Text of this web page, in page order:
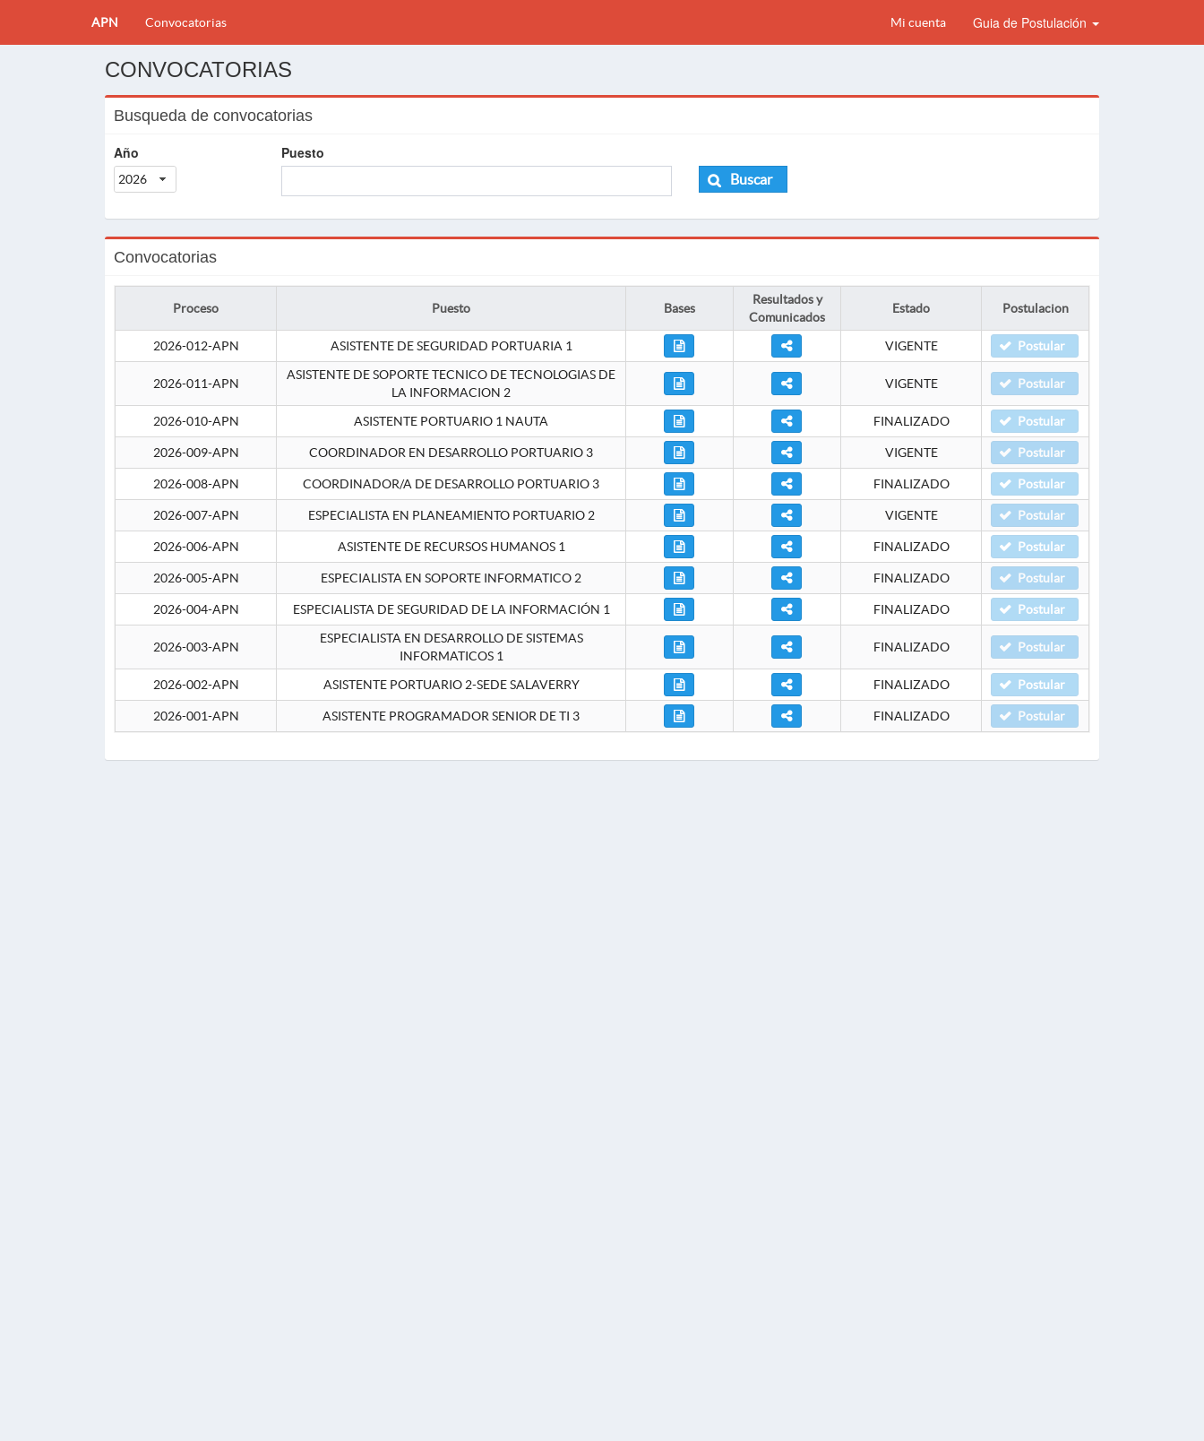
APN Convocatorias Mi cuenta Guia de Postulación
CONVOCATORIAS
Busqueda de convocatorias
Año
2026
Puesto
Buscar
Convocatorias
Proceso Puesto Bases
Resultados y
Comunicados
Estado Postulacion
2026-012-APN ASISTENTE DE SEGURIDAD PORTUARIA 1 VIGENTE Postular
2026-011-APN
ASISTENTE DE SOPORTE TECNICO DE TECNOLOGIAS DE
LA INFORMACION 2
VIGENTE Postular
2026-010-APN ASISTENTE PORTUARIO 1 NAUTA FINALIZADO Postular
2026-009-APN COORDINADOR EN DESARROLLO PORTUARIO 3 VIGENTE Postular
2026-008-APN COORDINADOR/A DE DESARROLLO PORTUARIO 3 FINALIZADO Postular
2026-007-APN ESPECIALISTA EN PLANEAMIENTO PORTUARIO 2 VIGENTE Postular
2026-006-APN ASISTENTE DE RECURSOS HUMANOS 1 FINALIZADO Postular
2026-005-APN ESPECIALISTA EN SOPORTE INFORMATICO 2 FINALIZADO Postular
2026-004-APN ESPECIALISTA DE SEGURIDAD DE LA INFORMACIÓN 1 FINALIZADO Postular
2026-003-APN
ESPECIALISTA EN DESARROLLO DE SISTEMAS
INFORMATICOS 1
FINALIZADO Postular
2026-002-APN ASISTENTE PORTUARIO 2-SEDE SALAVERRY FINALIZADO Postular
2026-001-APN ASISTENTE PROGRAMADOR SENIOR DE TI 3 FINALIZADO Postular